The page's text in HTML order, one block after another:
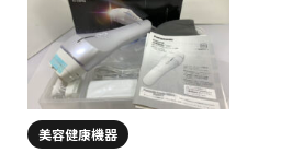
美容健康機器